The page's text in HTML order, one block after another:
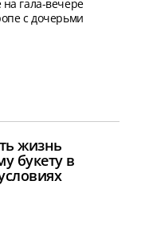
гала-вечере
с дочерьми
жизнь
букету в